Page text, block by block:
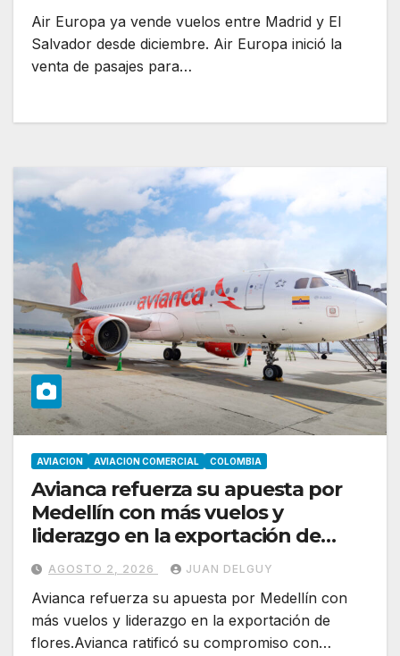
Air Europa ya vende vuelos entre Madrid y El
Salvador desde diciembre. Air Europa inició la
venta de pasajes para…
AVIACION AVIACION COMERCIAL COLOMBIA
Avianca refuerza su apuesta por
Medellín con más vuelos y
liderazgo en la exportación de
flores
AGOSTO 2, 2026 JUAN DELGUY
Avianca refuerza su apuesta por Medellín con
más vuelos y liderazgo en la exportación de
flores.Avianca ratificó su compromiso con…